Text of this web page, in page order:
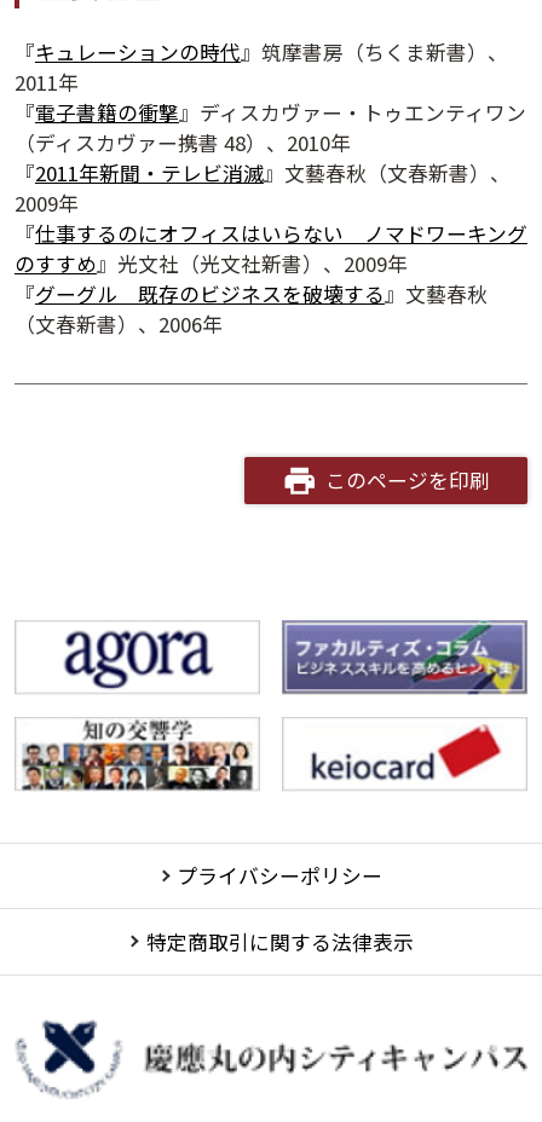
『キュレーションの時代』筑摩書房（ちくま新書）、
2011年
『電子書籍の衝撃』ディスカヴァー・トゥエンティワン
（ディスカヴァー携書 48）、2010年
『2011年新聞・テレビ消滅』文藝春秋（文春新書）、
2009年
『仕事するのにオフィスはいらない ノマドワーキング
のすすめ』光文社（光文社新書）、2009年
『グーグル 既存のビジネスを破壊する』文藝春秋
（文春新書）、2006年
このページを印刷
プライバシーポリシー
特定商取引に関する法律表示